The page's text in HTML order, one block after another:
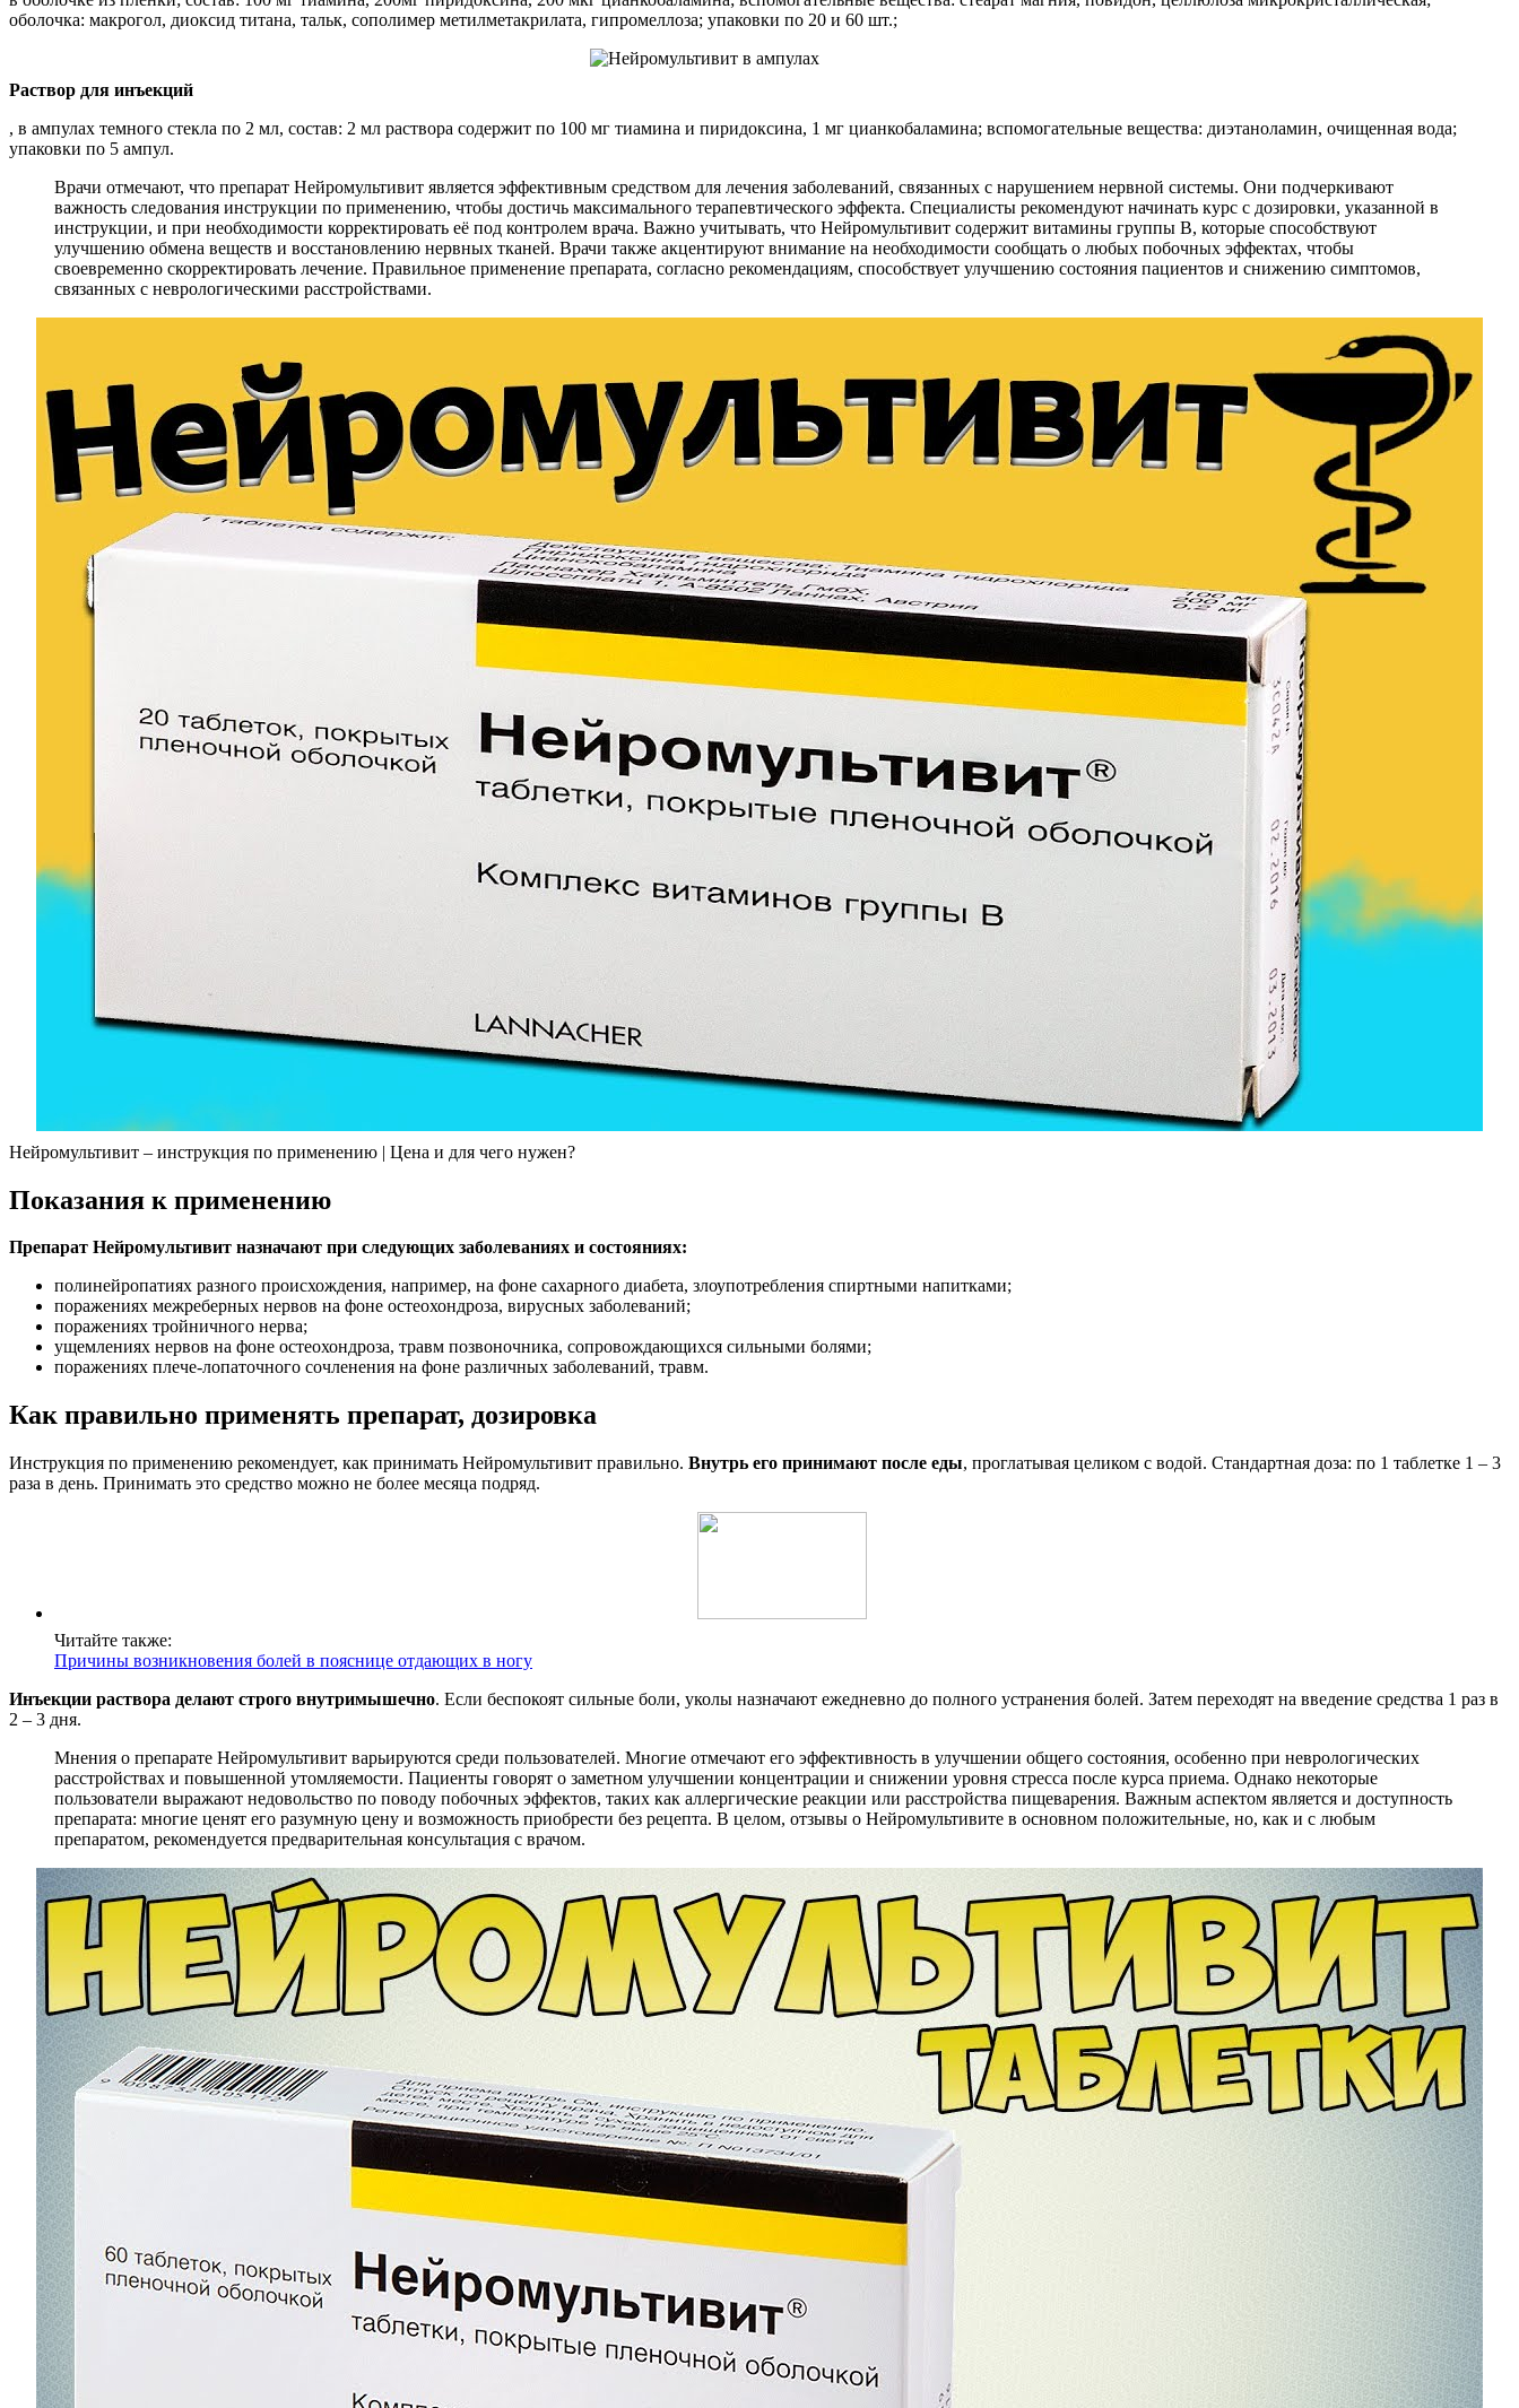
оболочка: макрогол, диоксид титана, тальк, сополимер метилметакрилата, гипромеллоза; упаковки по 20 и 60 шт.;
Раствор для инъекций
, в ампулах темного стекла по 2 мл, состав: 2 мл раствора содержит по 100 мг тиамина и пиридоксина, 1 мг цианкобаламина; вспомогательные вещества: диэтаноламин, очищенная вода;
упаковки по 5 ампул.
Врачи отмечают, что препарат Нейромультивит является эффективным средством для лечения заболеваний, связанных с нарушением нервной системы. Они подчеркивают
важность следования инструкции по применению, чтобы достичь максимального терапевтического эффекта. Специалисты рекомендуют начинать курс с дозировки, указанной в
инструкции, и при необходимости корректировать её под контролем врача. Важно учитывать, что Нейромультивит содержит витамины группы B, которые способствуют
улучшению обмена веществ и восстановлению нервных тканей. Врачи также акцентируют внимание на необходимости сообщать о любых побочных эффектах, чтобы
своевременно скорректировать лечение. Правильное применение препарата, согласно рекомендациям, способствует улучшению состояния пациентов и снижению симптомов,
связанных с неврологическими расстройствами.
Нейромультивит – инструкция по применению | Цена и для чего нужен?
Показания к применению
Препарат Нейромультивит назначают при следующих заболеваниях и состояниях:
полинейропатиях разного происхождения, например, на фоне сахарного диабета, злоупотребления спиртными напитками;
поражениях межреберных нервов на фоне остеохондроза, вирусных заболеваний;
поражениях тройничного нерва;
ущемлениях нервов на фоне остеохондроза, травм позвоночника, сопровождающихся сильными болями;
поражениях плече-лопаточного сочленения на фоне различных заболеваний, травм.
Как правильно применять препарат, дозировка
Инструкция по применению рекомендует, как принимать Нейромультивит правильно. Внутрь его принимают после еды, проглатывая целиком с водой. Стандартная доза: по 1 таблетке 1 – 3
раза в день. Принимать это средство можно не более месяца подряд.
Читайте также:
Причины возникновения болей в пояснице отдающих в ногу
Инъекции раствора делают строго внутримышечно. Если беспокоят сильные боли, уколы назначают ежедневно до полного устранения болей. Затем переходят на введение средства 1 раз в
2 – 3 дня.
Мнения о препарате Нейромультивит варьируются среди пользователей. Многие отмечают его эффективность в улучшении общего состояния, особенно при неврологических
расстройствах и повышенной утомляемости. Пациенты говорят о заметном улучшении концентрации и снижении уровня стресса после курса приема. Однако некоторые
пользователи выражают недовольство по поводу побочных эффектов, таких как аллергические реакции или расстройства пищеварения. Важным аспектом является и доступность
препарата: многие ценят его разумную цену и возможность приобрести без рецепта. В целом, отзывы о Нейромультивите в основном положительные, но, как и с любым
препаратом, рекомендуется предварительная консультация с врачом.